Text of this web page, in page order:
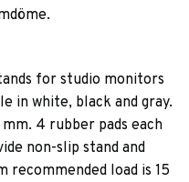
for studio monitors
in white, black and gray.
4 rubber pads each
non-slip stand and
recommended load is 15